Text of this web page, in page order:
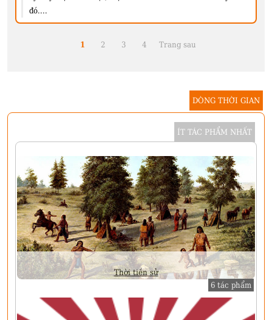
đó....
1 2 3 4 Trang sau
DÒNG THỜI GIAN
ÍT TÁC PHẨM NHẤT
Thời tiền sử
6 tác phẩm